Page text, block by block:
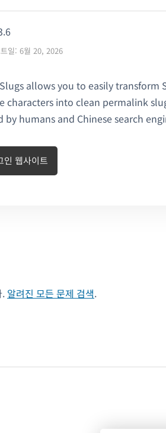
일: 6월 20, 2026
allows you to easily
characters into clean permalink
by humans and Chinese search
인 웹사이트
. 알려진 모든 문제 검색.